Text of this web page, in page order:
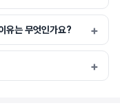
의 다양한 이해관계자를 연결
보유자는 카이버DAO에 토큰
투표할 수 있으며, 거래 수수
얻을 수 있습니다.
유는 무엇인가요?